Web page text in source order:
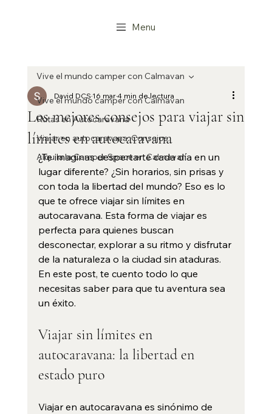
Menu
Vive el mundo camper con Calmavan
Rutas en Autocaravana
Viajar en autocaravana: Consejos
Alquila la Camper Space en Calmavan
Vive el mundo camper con Calmavan
Los mejores consejos para viajar sin
límites en autocaravana
David DCS16 mar4 min de lectura
¿Te imaginas despertarte cada día en un
lugar diferente? ¿Sin horarios, sin prisas y
con toda la libertad del mundo? Eso es lo
que te ofrece viajar sin límites en
autocaravana. Esta forma de viajar es
perfecta para quienes buscan
desconectar, explorar a su ritmo y disfrutar
de la naturaleza o la ciudad sin ataduras.
En este post, te cuento todo lo que
necesitas saber para que tu aventura sea
un éxito.
Viajar sin límites en
autocaravana: la libertad en
estado puro
Viajar en autocaravana es sinónimo de